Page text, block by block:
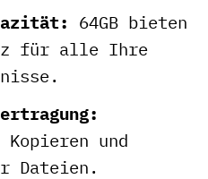
64GB bieten
für alle Ihre
und
Dateien.